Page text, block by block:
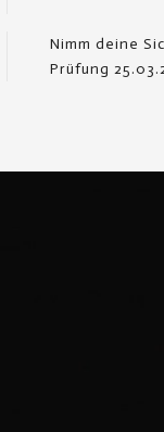
Nimm deine
Prüfung